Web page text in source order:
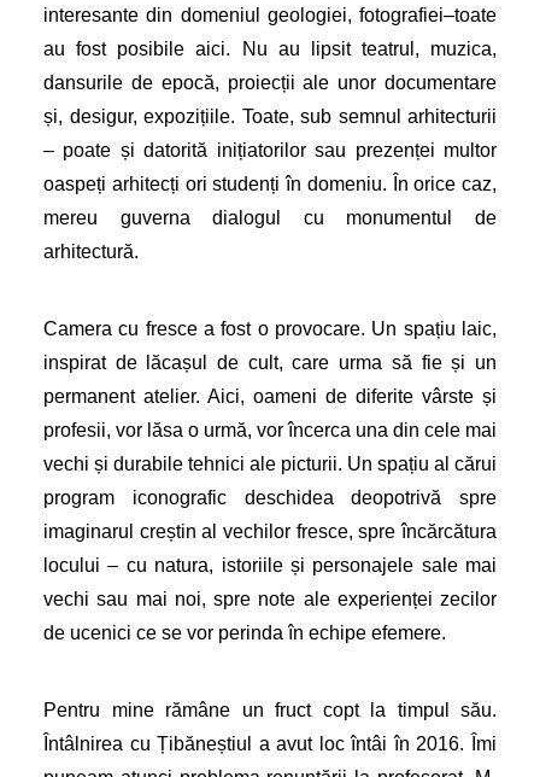
interesante din domeniul geologiei, fotografiei–toate
au fost posibile aici. Nu au lipsit teatrul, muzica,
dansurile de epocă, proiecții ale unor documentare
și, desigur, expozițiile. Toate, sub semnul arhitecturii
– poate și datorită inițiatorilor sau prezenței multor
oaspeți arhitecți ori studenți în domeniu. În orice caz,
mereu guverna dialogul cu monumentul de
arhitectură.
Camera cu fresce a fost o provocare. Un spațiu laic,
inspirat de lăcașul de cult, care urma să fie și un
permanent atelier. Aici, oameni de diferite vârste și
profesii, vor lăsa o urmă, vor încerca una din cele mai
vechi și durabile tehnici ale picturii. Un spațiu al cărui
program iconografic deschidea deopotrivă spre
imaginarul creștin al vechilor fresce, spre încărcătura
locului – cu natura, istoriile și personajele sale mai
vechi sau mai noi, spre note ale experienței zecilor
de ucenici ce se vor perinda în echipe efemere.
Pentru mine rămâne un fruct copt la timpul său.
Întâlnirea cu Țibăneștiul a avut loc întâi în 2016. Îmi